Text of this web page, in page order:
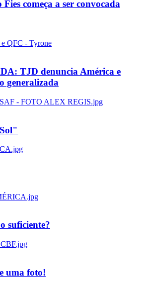
começa a ser convocada
TJD denuncia América e
generalizada
suficiente?
uma foto!